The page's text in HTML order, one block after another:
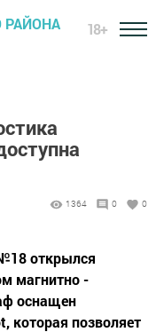
РАЙОНА 18+
1364 0 0
открылся
магнитно -
оснащен
которая позволяет